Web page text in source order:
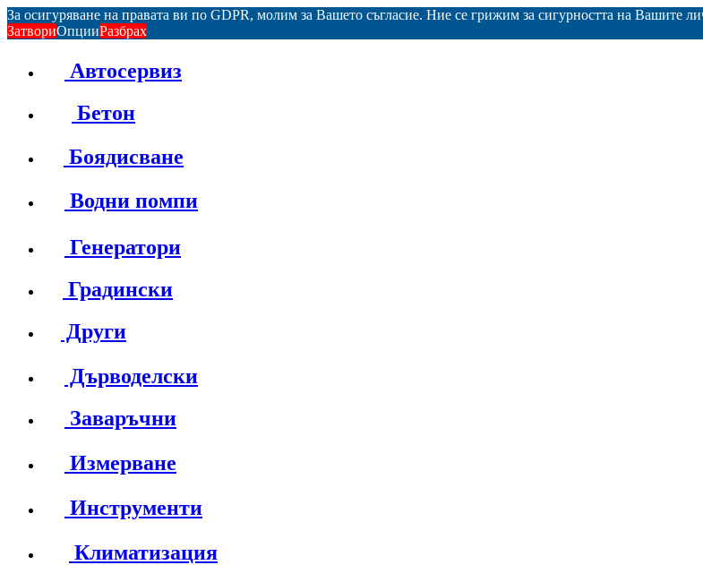
За осигуряване на правата ви по GDPR, молим за Вашето съгласие. Ние се грижим за сигурността на Вашите
ЗатвориОпцииРазбрах
Автосервиз
Бетон
Боядисване
Водни помпи
Генератори
Градински
Други
Дърводелски
Заваръчни
Измерване
Инструменти
Климатизация